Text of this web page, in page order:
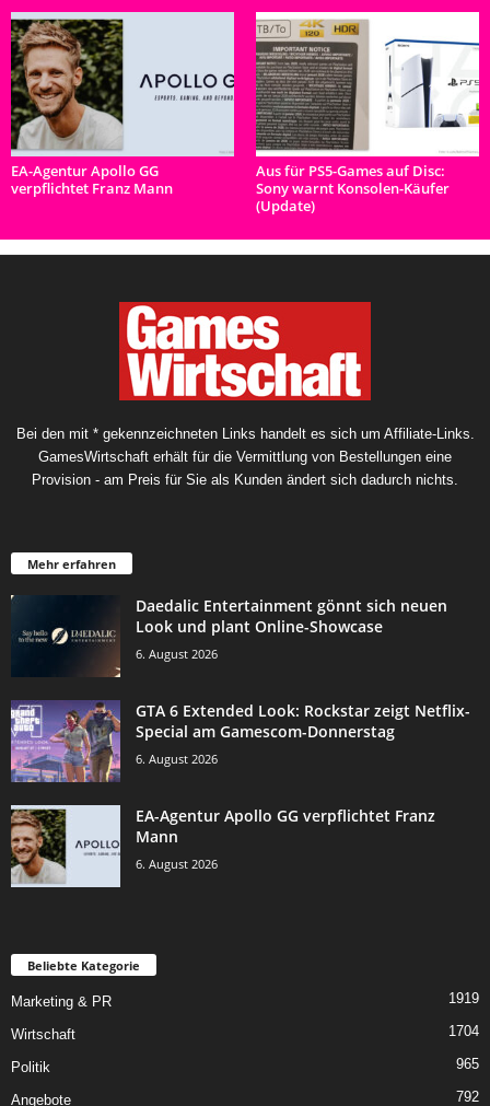
EA-Agentur Apollo GG
verpflichtet Franz Mann
Aus für PS5-Games auf Disc:
Sony warnt Konsolen-Käufer
(Update)
Bei den mit * gekennzeichneten Links handelt es sich um Affiliate-Links.
GamesWirtschaft erhält für die Vermittlung von Bestellungen eine
Provision - am Preis für Sie als Kunden ändert sich dadurch nichts.
Mehr erfahren
Daedalic Entertainment gönnt sich neuen
Look und plant Online-Showcase
6. August 2026
GTA 6 Extended Look: Rockstar zeigt Netflix-
Special am Gamescom-Donnerstag
6. August 2026
EA-Agentur Apollo GG verpflichtet Franz
Mann
6. August 2026
Beliebte Kategorie
Marketing & PR 1919
Wirtschaft 1704
Politik 965
Angebote 792